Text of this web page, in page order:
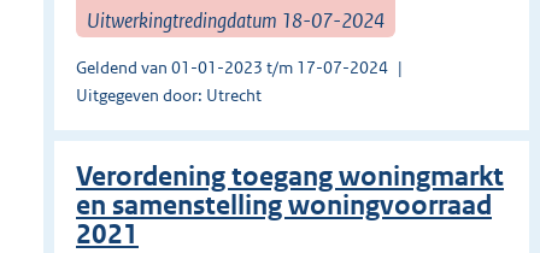
Uitwerkingtredingdatum 18-07-2024
Geldend van 01-01-2023 t/m 17-07-2024
Uitgegeven door: Utrecht
Verordening toegang woningmarkt
en samenstelling woningvoorraad
2021